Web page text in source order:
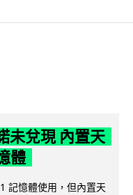
未兌現 內置天
體
記憶體使用，但內置天